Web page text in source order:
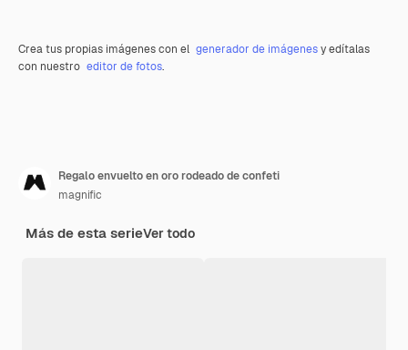
Crea tus propias imágenes con el generador de imágenesy edítalas
con nuestro editor de fotos.
Regalo envuelto en oro rodeado de confeti
magnific
Más de esta serieVer todo